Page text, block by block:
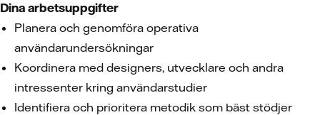
Dina arbetsuppgifter
Planera och genomföra operativa
användarundersökningar
Koordinera med designers, utvecklare och andra
intressenter kring användarstudier
Identifiera och prioritera metodik som bäst stödjer